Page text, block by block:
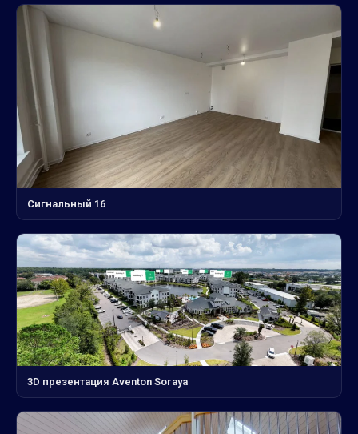
Сигнальный 16
3D презентация Aventon Soraya